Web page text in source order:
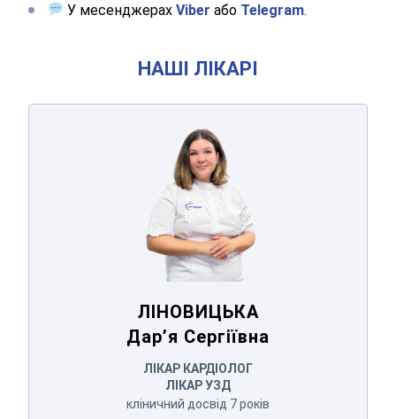
У месенджерахViber або Telegram.
НАШІ ЛІКАРІ
ЛІНОВИЦЬКА
ЛІНОВИЦЬКА
Дар’я Сергіївна
ЛІКАР КАРДІОЛОГ
ЛІКАР УЗД
кліничний досвід 7 років